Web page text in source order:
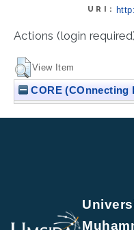
URI:
Actions (login
View Item
CORE (COnnecting